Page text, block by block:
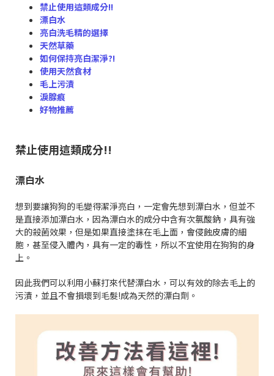
禁止使用這類成分!!
漂白水
亮白洗毛精的選擇
天然草藥
如何保持亮白潔淨?!
使用天然食材
毛上污漬
淚腺痕
好物推薦
禁止使用這類成分!!
漂白水
想到要讓狗狗的毛變得潔淨亮白，一定會先想到漂白水，但並不
是直接添加漂白水，因為漂白水的成分中含有次氯酸鈉，具有強
大的殺菌效果，但是如果直接塗抹在毛上面，會侵蝕皮膚的細
胞，甚至侵入體內，具有一定的毒性，所以不宜使用在狗狗的身
上。
因此我們可以利用小蘇打來代替漂白水，可以有效的除去毛上的
污漬，並且不會損壞到毛髮!成為天然的漂白劑。